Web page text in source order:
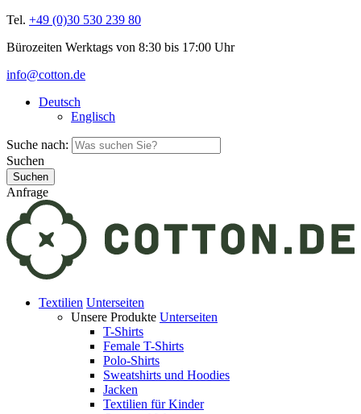
Tel. +49 (0)30 530 239 80
Bürozeiten Werktags von 8:30 bis 17:00 Uhr
info@cotton.de
Deutsch
Englisch
Suche nach:
Suchen
Anfrage
Textilien Unterseiten
Unsere Produkte Unterseiten
T-Shirts
Female T-Shirts
Polo-Shirts
Sweatshirts und Hoodies
Jacken
Textilien für Kinder